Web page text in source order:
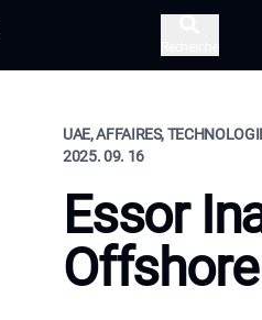
UAE, AFFAIRES,
2025. 09. 16
Essor